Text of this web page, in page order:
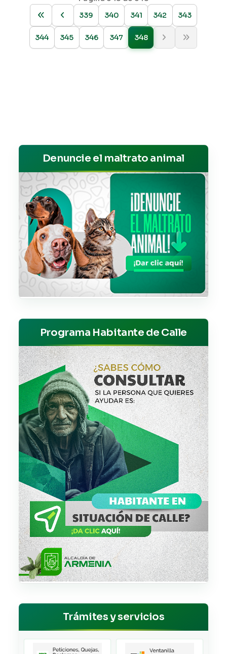
339
340 341 342 343
344 345 346 347 348
Denuncie el maltrato animal
Programa Habitante de Calle
Trámites y servicios